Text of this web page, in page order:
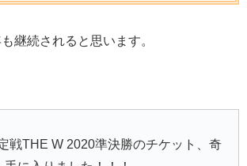
継続されると思います。
戦THE W 2020準決勝のチケット、奇